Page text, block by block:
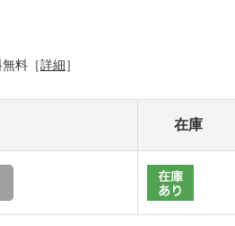
料［詳細 ］
在庫